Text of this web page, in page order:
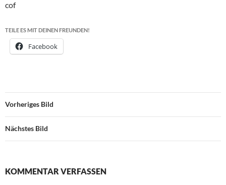
cof
TEILE ES MIT DEINEN FREUNDEN!
Facebook
Vorheriges Bild
Nächstes Bild
KOMMENTAR VERFASSEN